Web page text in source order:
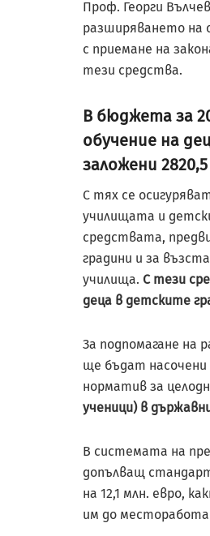
Проф. Георги
разширяването на
с приемане на
тези средства.
В бюджета за
обучение на
заложени
С тях се
училищата и
средствата,
градини и за
училища. С тези
деца в детските
За подпомагане на
ще бъдат насочени
норматив за
ученици) в
В системата на
допълващ
на 12,1 млн. евро,
им до